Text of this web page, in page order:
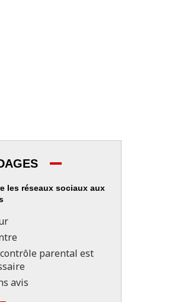
les réseaux sociaux aux
parental est
avis